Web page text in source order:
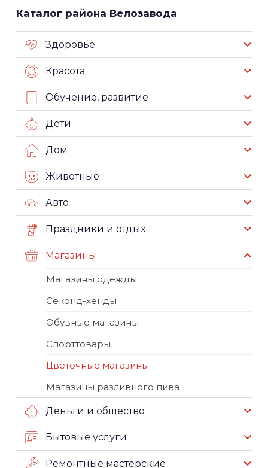
Каталог района Велозавода
Здоровье
Красота
Обучение, развитие
Дети
Дом
Животные
Авто
Праздники и отдых
Магазины
Магазины одежды
Секонд-хенды
Обувные магазины
Спорттовары
Цветочные магазины
Магазины разливного пива
Деньги и общество
Бытовые услуги
Ремонтные мастерские